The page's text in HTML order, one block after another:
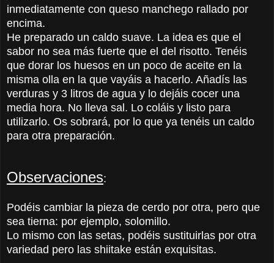
inmediatamente con queso manchego rallado por
encima.
He preparado un caldo suave. La idea es que el
sabor no sea más fuerte que el del risotto. Tenéis
que dorar los huesos en un poco de aceite en la
misma olla en la que vayáis a hacerlo. Añadís las
verduras y 3 litros de agua y lo dejáis cocer una
media hora. No lleva sal. Lo coláis y listo para
utilizarlo. Os sobrará, por lo que ya tenéis un caldo
para otra preparación.
Observaciones:
Podéis cambiar la pieza de cerdo por otra, pero que
sea tierna: por ejemplo, solomillo.
Lo mismo con las setas, podéis sustituirlas por otra
variedad pero las shiitake están exquisitas.